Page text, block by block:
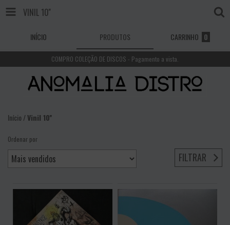
VINIL 10''
INÍCIO PRODUTOS CARRINHO 0
COMPRO COLEÇÃO DE DISCOS - Pagamento a vista.
Início /Vinil 10''
Ordenar por
FILTRAR